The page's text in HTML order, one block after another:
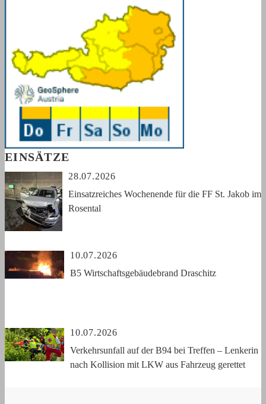
EINSÄTZE
28.07.2026
Einsatzreiches Wochenende für die FF St. Jakob im
Rosental
10.07.2026
B5 Wirtschaftsgebäudebrand Draschitz
10.07.2026
Verkehrsunfall auf der B94 bei Treffen – Lenkerin
nach Kollision mit LKW aus Fahrzeug gerettet